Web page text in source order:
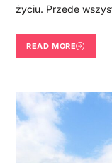
życiu. Przede
READ MORE